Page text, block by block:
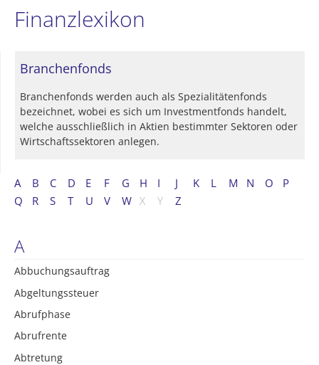
Finanzlexikon
A B C D E F G H I J K L M N O
P
Q
R S T U V W X Y Z
A
Abbuchungsauftrag
Abgeltungssteuer
Abrufphase
Abrufrente
Abtretung
Branchenfonds
Branchenfonds werden auch als Spezialitätenfonds
bezeichnet, wobei es sich um Investmentfonds handelt,
welche ausschließlich in Aktien bestimmter Sektoren oder
Wirtschaftssektoren anlegen.